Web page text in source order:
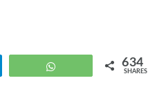
WhatsApp 634
SHARES